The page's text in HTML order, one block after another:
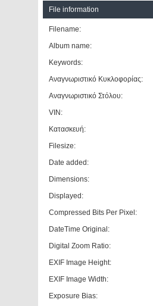
File information
Filename:
Album name:
Keywords:
Αναγνωριστικό Κυκλοφορίας:
Αναγνωριστικό Στόλου:
VIN:
Κατασκευή:
Filesize:
Date added:
Dimensions:
Displayed:
Compressed Bits Per Pixel:
DateTime Original:
Digital Zoom Ratio:
EXIF Image Height:
EXIF Image Width:
Exposure Bias: